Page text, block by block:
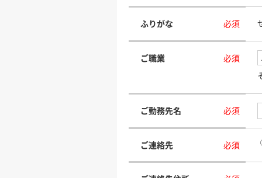
ふりがな 必須
ご職業
必須
ご勤務先名 必須
ご連絡先 必須